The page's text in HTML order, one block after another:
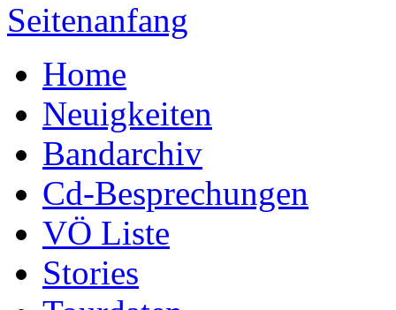
Seitenanfang
Home
Neuigkeiten
Bandarchiv
Cd-Besprechungen
VÖ Liste
Stories